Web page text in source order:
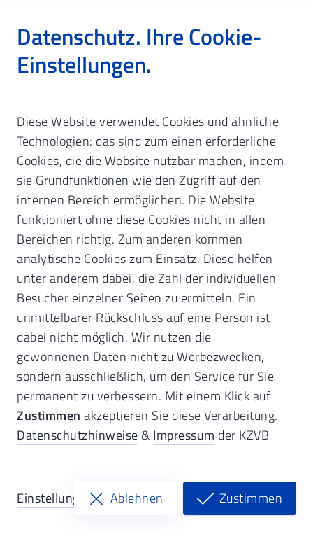
Datenschutz. Ihre Cookie-
Einstellungen.
Diese Website verwendet Cookies und ähnliche
Technologien: das sind zum einen erforderliche
Cookies, die die Website nutzbar machen, indem
sie Grundfunktionen wie den Zugriff auf den
internen Bereich ermöglichen. Die Website
funktioniert ohne diese Cookies nicht in allen
Bereichen richtig. Zum anderen kommen
analytische Cookies zum Einsatz. Diese helfen
unter anderem dabei, die Zahl der individuellen
Besucher einzelner Seiten zu ermitteln. Ein
unmittelbarer Rückschluss auf eine Person ist
dabei nicht möglich. Wir nutzen die
gewonnenen Daten nicht zu Werbezwecken,
sondern ausschließlich, um den Service für Sie
permanent zu verbessern. Mit einem Klick auf
Zustimmen akzeptieren Sie diese Verarbeitung.
Datenschutzhinweise& Impressum der KZVB
Einstellungen Ablehnen Zustimmen
Fortbildung & Veranstaltungen
Online-Anmeldung
Wiederherstellungen - Befundklasse 6 - Neuauflage
Details & Anmeldung.KZVB
Fortbildungen.
Unsere Mails mit Infos zu Ihrer
Teilnahme gehen an die von Ihnen
angegebene persönliche Mail-Adresse.
Wiederherstellungen -
Befundklasse 6 - Neuauflage
Informationen zur Veranstaltung
Bei der Abrechnung von